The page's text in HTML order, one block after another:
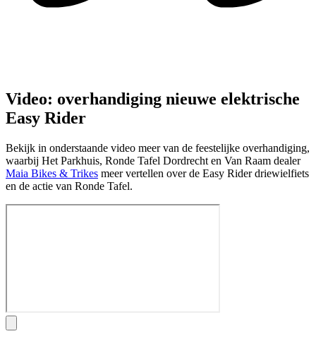
Video: overhandiging nieuwe elektrische
Easy Rider
Bekijk in onderstaande video meer van de feestelijke overhandiging,
waarbij Het Parkhuis, Ronde Tafel Dordrecht en Van Raam dealer
Maia Bikes & Trikes meer vertellen over de Easy Rider driewielfiets
en de actie van Ronde Tafel.